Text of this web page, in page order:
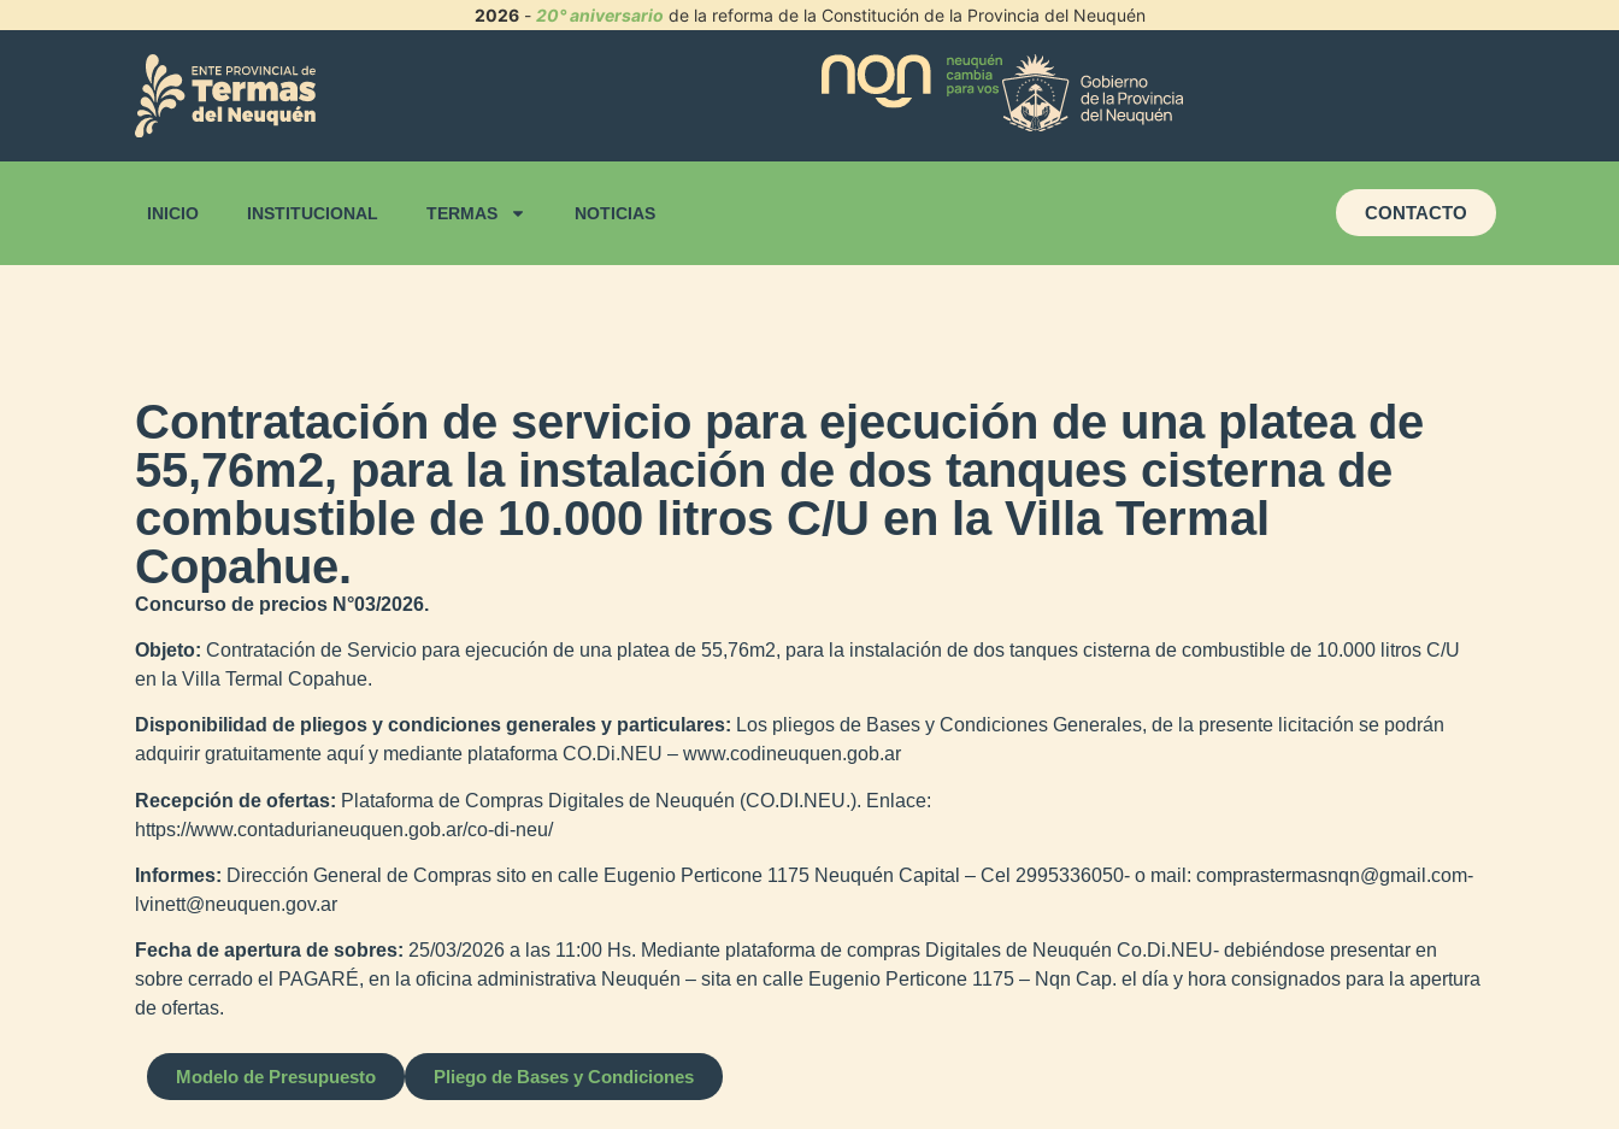
2026- 20° aniversario de la reforma de la Constitución de la Provincia del Neuquén
INICIO INSTITUCIONAL TERMAS NOTICIAS CONTACTO
Contratación de servicio para ejecución de una platea de
55,76m2, para la instalación de dos tanques cisterna de
combustible de 10.000 litros C/U en la Villa Termal
Copahue.
Concurso de precios N°03/2026.
Objeto: Contratación de Servicio para ejecución de una platea de 55,76m2, para la instalación de dos tanques cisterna de combustible de 10.000 litros C/U
en la Villa Termal Copahue.
Disponibilidad de pliegos y condiciones generales y particulares: Los pliegos de Bases y Condiciones Generales, de la presente licitación se podrán
adquirir gratuitamente aquí y mediante plataforma CO.Di.NEU – www.codineuquen.gob.ar
Recepción de ofertas: Plataforma de Compras Digitales de Neuquén (CO.DI.NEU.). Enlace:
https://www.contadurianeuquen.gob.ar/co-di-neu/
Informes: Dirección General de Compras sito en calle Eugenio Perticone 1175 Neuquén Capital – Cel 2995336050- o mail: comprastermasnqn@gmail.com-
lvinett@neuquen.gov.ar
Fecha de apertura de sobres: 25/03/2026 a las 11:00 Hs. Mediante plataforma de compras Digitales de Neuquén Co.Di.NEU- debiéndose presentar en
sobre cerrado el PAGARÉ, en la oficina administrativa Neuquén – sita en calle Eugenio Perticone 1175 – Nqn Cap. el día y hora consignados para la apertura
de ofertas.
Modelo de Presupuesto Pliego de Bases y Condiciones